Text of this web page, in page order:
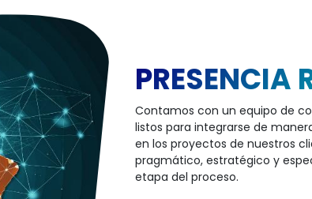
PRESENCIA
Contamos con un equipo de
listos para integrarse de
en los proyectos de nuestros
pragmático, estratégico y
etapa del proceso.